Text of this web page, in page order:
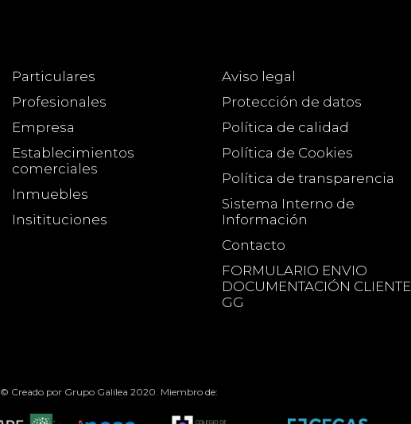
Particulares
Profesionales
Empresa
Establecimientos
comerciales
Inmuebles
Insitituciones
Aviso legal
Protección de datos
Política de calidad
Política de Cookies
Política de transparencia
Sistema Interno de
Información
Contacto
FORMULARIO ENVIO
DOCUMENTACIÓN CLIENTE
GG
© Creado por Grupo Galilea 2020. Miembro de: